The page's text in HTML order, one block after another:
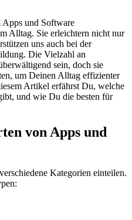
Apps und Software
Alltag. Sie erleichtern nicht nur
uns auch bei der
Die Vielzahl an
sein, doch sie
um Deinen Alltag effizienter
Artikel erfährst Du, welche
und wie Du die besten für
von Apps und
Kategorien einteilen.